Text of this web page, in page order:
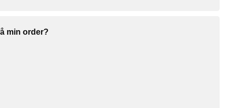
min order?